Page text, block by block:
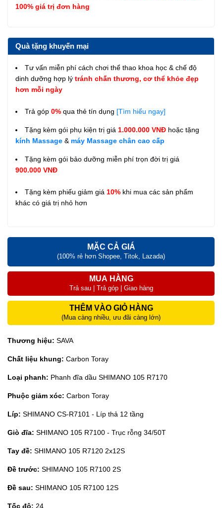
100% giá trị đơn hàng
Quà tặng khuyến mại
Tư vấn miễn phí cách chơi thể thao khoa học & chế độ
dinh dưỡng hợp lý tránh chấn thương, cơ thể khỏe đẹp
hơn mỗi ngày
Trả góp 0% qua thẻ tín dụng [Tìm hiểu ngay]
Tặng kèm gói phụ kiện trị giá 1.000.000 VNĐ hoặc tặng
kính Massage & máy Massage chân cao cấp
Tặng kèm gói bảo dưỡng miễn phí trọn đời trị giá
900.000 VNĐ
Tặng kèm phiếu giảm giá 10% khi mua các sản phẩm
khác có giá trị nhỏ hơn
MẶC CẢ GIÁ
(100% rẻ hơn Shopee, Titok, Lazada)
MUA HÀNG
Trả sau | Trả góp | Giao hàng
THÊM VÀO GIỎ HÀNG
(Mua càng nhiều, ưu đãi càng lớn)
Thương hiệu: SAVA
Chất liệu khung: Carbon Toray
Loại phanh: Phanh đĩa dầu SHIMANO 105 R7170
Phuộc giảm xóc: Carbon Toray
Líp: SHIMANO CS-R7101 - Líp thả 12 tầng
Giò đĩa: SHIMANO 105 R7100 - Trục rỗng 34/50T
Tay đề: SHIMANO 105 R7120 2x12S
Đề trước: SHIMANO 105 R7100 2S
Đề sau: SHIMANO 105 R7100 12S
Tốc độ: 24